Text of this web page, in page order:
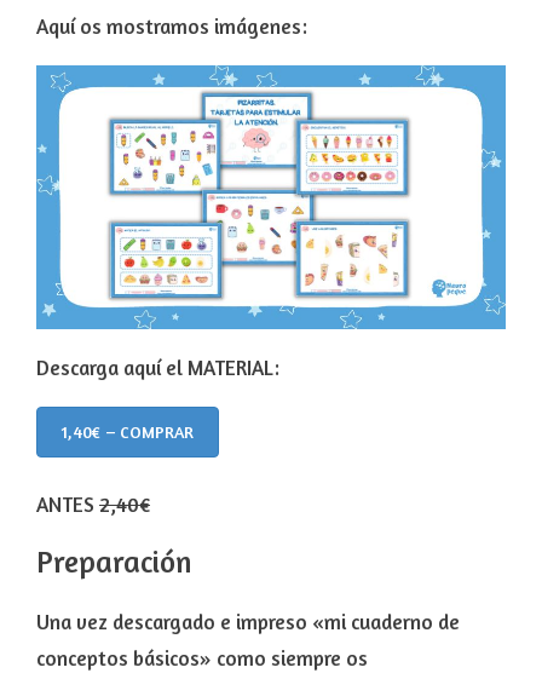
Aquí os mostramos imágenes:
Descarga aquí el MATERIAL:
1,40€ – COMPRAR
ANTES 2,40€
Preparación
Una vez descargado e impreso «mi cuaderno de
conceptos básicos» como siempre os